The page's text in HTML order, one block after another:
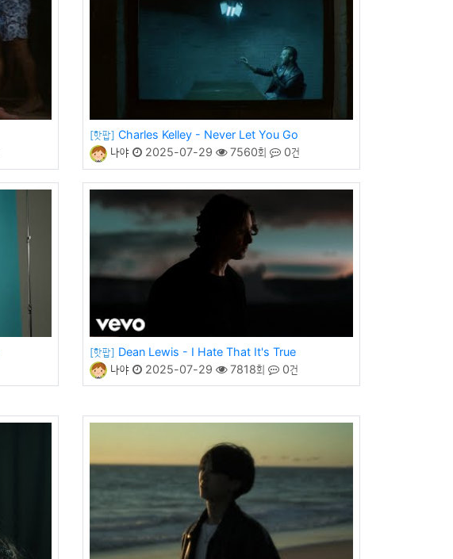
[핫팝] Charles Kelley - Never Let You Go
나야
2025-07-29 7560회 0건
[핫팝] Dean Lewis - I Hate That It's True
나야
2025-07-29 7818회 0건